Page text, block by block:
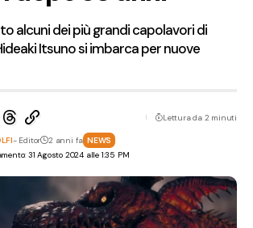
alcuni dei più grandi capolavori di
Itsuno si imbarca per nuove
31 Agosto 2024 alle 1:35 PM
- Editor 2 anni fa NEWS
Lettura da 2 minuti